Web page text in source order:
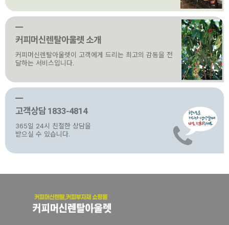
커피머신렌탈아울렛 소개
커피머신렌탈아울렛이 고객에게 드리는 최고의 감동을 전
달하는 서비스입니다.
고객상담 1833-4814
365일 24시 친절한 상담을
받으실 수 있습니다.